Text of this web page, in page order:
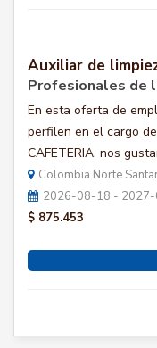
Auxiliar de
Profesionales de
En esta oferta de
perfilen en el cargo de
CAFETERIA, nos
Colombia Norte
2026-08-18 -
$ 875.453